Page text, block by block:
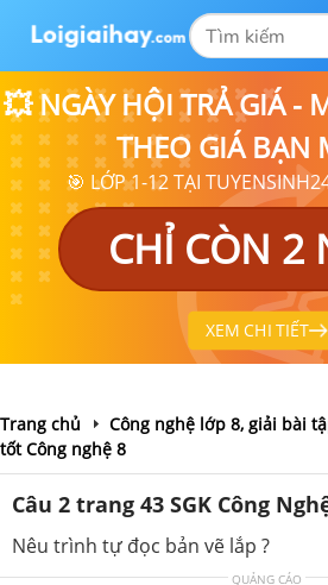
💥 NGÀY HỘI TRẢ GIÁ -
THEO GIÁ BẠN
🎯 LỚP 1-12 TẠI
CHỈ CÒN 2
XEM CHI TIẾT
Trang chủ
Công nghệ lớp 8, giải bài
tốt Công nghệ 8
Câu 2 trang 43 SGK Công
Nêu trình tự đọc bản vẽ lắp ?
QUẢNG CÁO